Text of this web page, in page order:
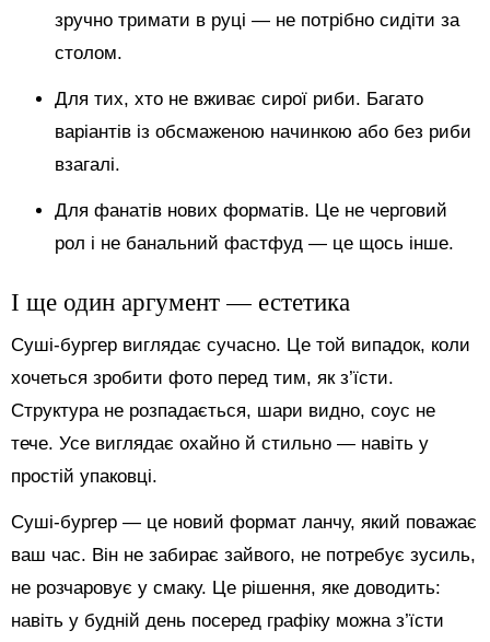
зручно тримати в руці — не потрібно сидіти за
столом.
Для тих, хто не вживає сирої риби. Багато
варіантів із обсмаженою начинкою або без риби
взагалі.
Для фанатів нових форматів. Це не черговий
рол і не банальний фастфуд — це щось інше.
І ще один аргумент — естетика
Суші-бургер виглядає сучасно. Це той випадок, коли
хочеться зробити фото перед тим, як з’їсти.
Структура не розпадається, шари видно, соус не
тече. Усе виглядає охайно й стильно — навіть у
простій упаковці.
Суші-бургер — це новий формат ланчу, який поважає
ваш час. Він не забирає зайвого, не потребує зусиль,
не розчаровує у смаку. Це рішення, яке доводить:
навіть у будній день посеред графіку можна з’їсти